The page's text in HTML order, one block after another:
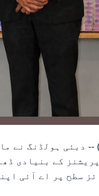
18 مئی، 2026 (وام) --
کے بنیادی
سطح پر اے آئی